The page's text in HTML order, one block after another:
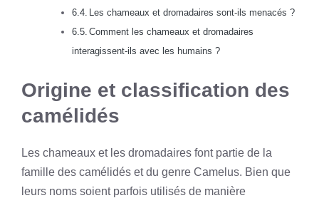
Les chameaux et dromadaires sont-ils menacés ?
Comment les chameaux et dromadaires
interagissent-ils avec les humains ?
Origine et classification des
camélidés
Les chameaux et les dromadaires font partie de la
famille des camélidés et du genre Camelus. Bien que
leurs noms soient parfois utilisés de manière